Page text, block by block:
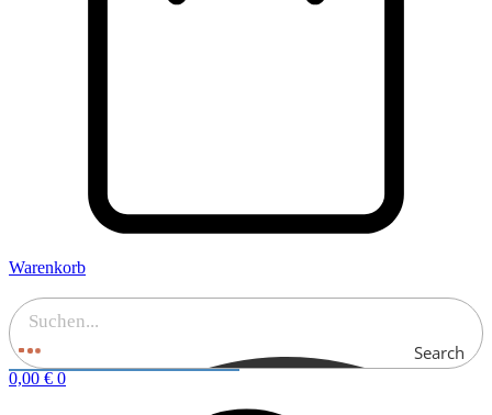
Warenkorb
Search
0,00 € 0